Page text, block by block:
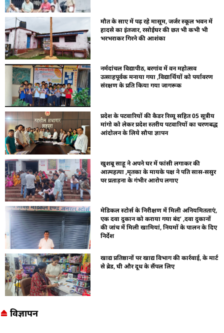
मौत के साए में पढ़ रहे मासूम, जर्जर स्कूल भवन में
हादसे का इंतजार, रसोईघर की छत भी कभी भी
भरभराकर गिरने की आशंका
नर्मदांचल विद्यापीठ, बरगांव में वन महोत्सव
उत्साहपूर्वक मनाया गया ,विद्यार्थियों को पर्यावरण
संरक्षण के प्रति किया गया जागरूक
प्रदेश के पटवारियों की कैडर रिव्यू सहित 05 सूत्रीय
मांगो को लेकर प्रदेश स्तरीय पटवारियों का चरणबद्ध
आंदोलन के लिये सौपा ज्ञापन
खुशबू साहू ने अपने घर में फांसी लगाकर की
आत्महत्या ,मृतका के मायके पक्ष ने पति सास-ससुर
पर प्रताड़ना के गंभीर आरोप लगाए
मेडिकल स्टोर्स के निरीक्षण में मिली अनियमितताएं,
एक दवा दुकान को कराया गया बंद’ ,दवा दुकानों
की जांच में मिली खामियां, नियमों के पालन के दिए
निर्देश
खाद्य प्रतिष्ठानों पर खाद्य विभाग की कार्रवाई, के मार्ट
से ब्रेड, घी और दूध के सैंपल लिए
विज्ञापन